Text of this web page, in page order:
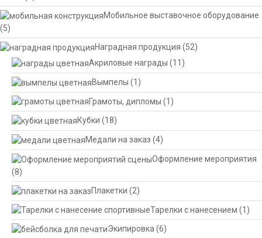
Мобильное выставочное оборудование
(5)
Наградная продукция (52)
Акриловые награды (11)
Вымпелы (1)
Грамоты, дипломы (1)
Кубки (18)
Медали на заказ (4)
Оформление мероприятия
(8)
Плакетки (2)
Тарелки с нанесением (1)
Экипировка(6)